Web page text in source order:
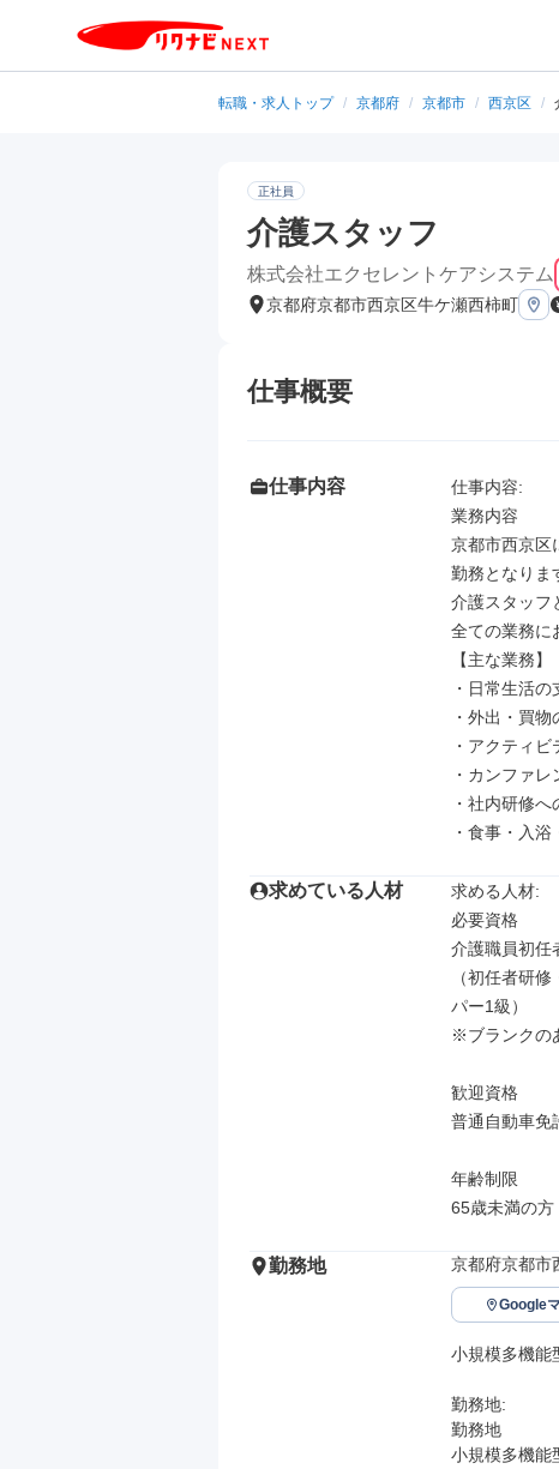
転職・求人トップ / 京都府 / 京都市 / 西京区 /
正社員
介護スタッフ
株式会社エクセレントケアシステム
京都府京都市西京区牛ケ瀬西柿町
仕事概要
仕事内容
仕事内容:
業務内容
京都市西京区
勤務となりま
介護スタッフ
全ての業務に
【主な業務】
・日常生活
・外出・買
・アクティ
・カンファレ
・社内研修へ
・食事・入
求めている人材
求める人材:
必要資格
介護職員初任
（初任者研
パー1級）
※ブランクの
歓迎資格
普通自動車免
年齢制限
65歳未満の方
勤務地 京都府京都市
Google
小規模多機能
勤務地:
勤務地
小規模多機能